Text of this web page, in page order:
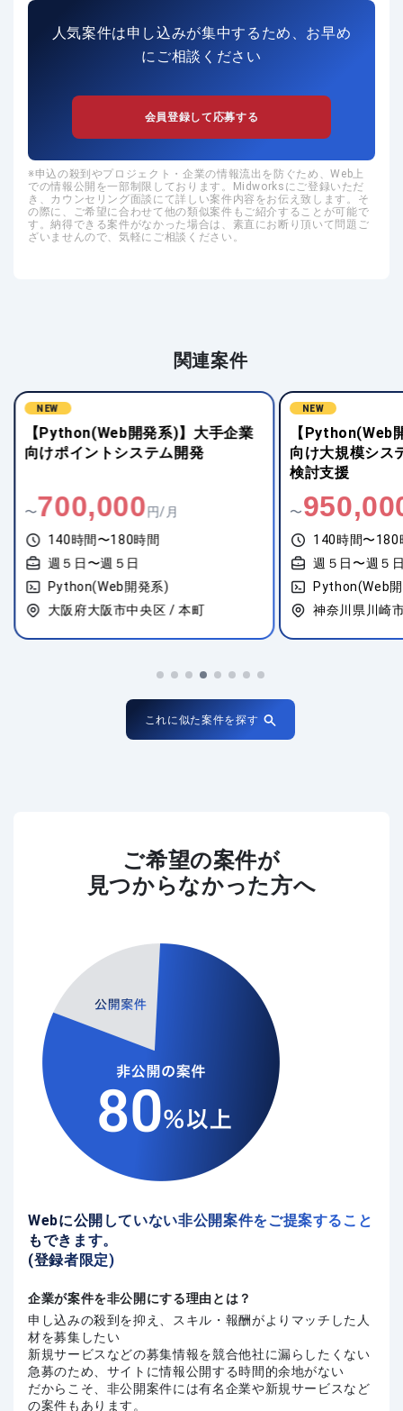
人気案件は申し込みが集中するため、お早め
にご相談ください
会員登録して応募する
申込の殺到やプロジェクト・企業の情報流出を防ぐため、Web上
での情報公開を一部制限しております。Midworksにご登録いただ
き、カウンセリング面談にて詳しい案件内容をお伝え致します。そ
の際に、ご希望に合わせて他の類似案件もご紹介することが可能で
す。納得できる案件がなかった場合は、素直にお断り頂いて問題ご
ざいませんので、気軽にご相談ください。
関連案件
NEW
【Python(Web開発系)】大手企業
向けポイントシステム開発
〜700,000円/月
140時間〜180時間
週５日〜週５日
Python(Web開発系)
大阪府大阪市中央区 / 本町
NEW
【Python(Web
向け大規模シス
検討支援
〜
140時間〜180
週５日〜週５
Python(Web
神奈川県川崎
これに似た案件を探す
ご希望の案件が
見つからなかった方へ
Webに公開していない非公開案件をご提案すること
もできます。
(登録者限定)
企業が案件を非公開にする理由とは？
申し込みの殺到を抑え、スキル・報酬がよりマッチした人
材を募集したい
新規サービスなどの募集情報を競合他社に漏らしたくない
急募のため、サイトに情報公開する時間的余地がない
だからこそ、非公開案件には有名企業や新規サービスなど
の案件もあります。